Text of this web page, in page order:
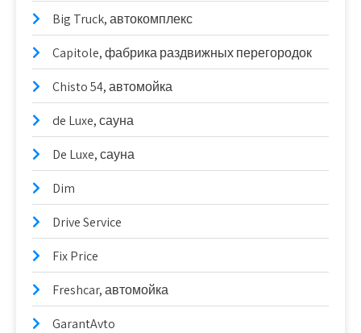
Big Truck, автокомплекс
Capitole, фабрика раздвижных перегородок
Chisto 54, автомойка
de Luxe, сауна
De Luxe, сауна
Dim
Drive Service
Fix Price
Freshcar, автомойка
GarantAvto